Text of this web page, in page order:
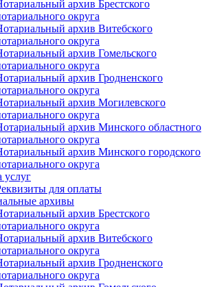
архив Брестского
округа
архив Витебского
округа
архив Гомельского
округа
архив Гродненского
округа
архив Могилевского
округа
архив Минского областного
округа
архив Минского городского
округа
услуг
для оплаты
архивы
архив Брестского
округа
архив Витебского
округа
архив Гродненского
округа